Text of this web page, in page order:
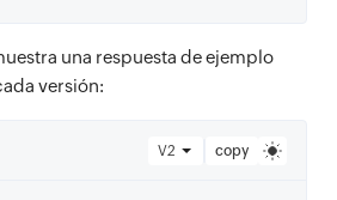
una respuesta de ejemplo
versión:
V2 copy